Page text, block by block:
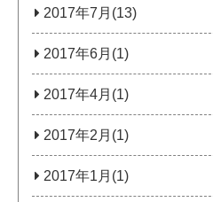
2017年7月(13)
2017年6月(1)
2017年4月(1)
2017年2月(1)
2017年1月(1)